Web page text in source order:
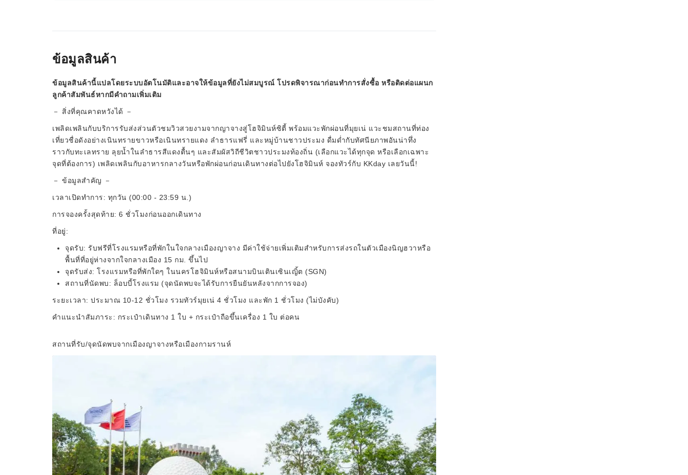
ข้อมูลสินค้า
ข้อมูลสินค้านี้แปลโดยระบบอัตโนมัติและอาจให้ข้อมูลที่ยังไม่สมบูรณ์ โปรดพิจารณาก่อนทำการสั่งซื้อ หรือติดต่อแผนก
ลูกค้าสัมพันธ์หากมีคำถามเพิ่มเติม
－ สิ่งที่คุณคาดหวังได้ －
เพลิดเพลินกับบริการรับส่งส่วนตัวชมวิวสวยงามจากญาจางสู่โฮจิมินห์ซิตี้ พร้อมแวะพักผ่อนที่มุยเน่ แวะชมสถานที่ท่อง
เที่ยวชื่อดังอย่างเนินทรายขาวหรือเนินทรายแดง ลำธารแฟรี่ และหมู่บ้านชาวประมง ดื่มด่ำกับทัศนียภาพอันน่าทึ่ง
ราวกับทะเลทราย ลุยน้ำในลำธารสีแดงตื้นๆ และสัมผัสวิถีชีวิตชาวประมงท้องถิ่น (เลือกแวะได้ทุกจุด หรือเลือกเฉพาะ
จุดที่ต้องการ) เพลิดเพลินกับอาหารกลางวันหรือพักผ่อนก่อนเดินทางต่อไปยังโฮจิมินห์ จองทัวร์กับ KKday เลยวันนี้!
－ ข้อมูลสำคัญ －
เวลาเปิดทำการ: ทุกวัน (00:00 - 23:59 น.)
การจองครั้งสุดท้าย: 6 ชั่วโมงก่อนออกเดินทาง
ที่อยู่:
จุดรับ: รับฟรีที่โรงแรมหรือที่พักในใจกลางเมืองญาจาง มีค่าใช้จ่ายเพิ่มเติมสำหรับการส่งรถในตัวเมืองนิญฮวาหรือ
พื้นที่ที่อยู่ห่างจากใจกลางเมือง 15 กม. ขึ้นไป
จุดรับส่ง: โรงแรมหรือที่พักใดๆ ในนครโฮจิมินห์หรือสนามบินเตินเซินเญิ้ต (SGN)
สถานที่นัดพบ: ล็อบบี้โรงแรม (จุดนัดพบจะได้รับการยืนยันหลังจากการจอง)
ระยะเวลา: ประมาณ 10-12 ชั่วโมง รวมทัวร์มุยเน่ 4 ชั่วโมง และพัก 1 ชั่วโมง (ไม่บังคับ)
คำแนะนำสัมภาระ: กระเป๋าเดินทาง 1 ใบ + กระเป๋าถือขึ้นเครื่อง 1 ใบ ต่อคน
สถานที่รับ/จุดนัดพบจากเมืองญาจางหรือเมืองกามรานห์